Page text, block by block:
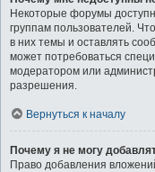
Некоторые форумы
группам пользователей.
в них темы и оставлять
может потребоваться
модератором или
разрешения.
Вернуться к началу
Почему я не могу
Право добавления